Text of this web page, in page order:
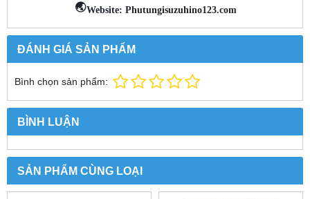
🌏Website: Phutungisuzuhino123.com
ĐÁNH GIÁ SẢN PHẨM
Bình chọn sản phẩm:
BÌNH LUẬN
SẢN PHẨM CÙNG LOẠI